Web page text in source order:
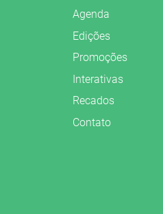
Agenda
Edições
Promoções
Interativas
Recados
Contato